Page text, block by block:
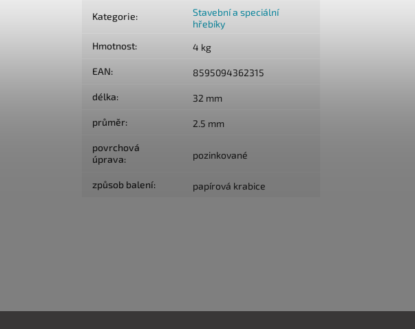
Kategorie:
Stavební a speciální
hřebíky
Hmotnost: 4 kg
EAN: 8595094362315
délka: 32 mm
průměr: 2.5 mm
povrchová
úprava: pozinkované
způsob balení: papírová krabice